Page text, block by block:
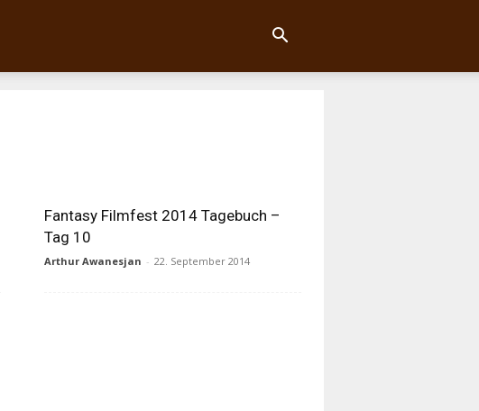
Fantasy Filmfest 2014 Tagebuch –
Tag 10
Arthur Awanesjan - 22. September 2014